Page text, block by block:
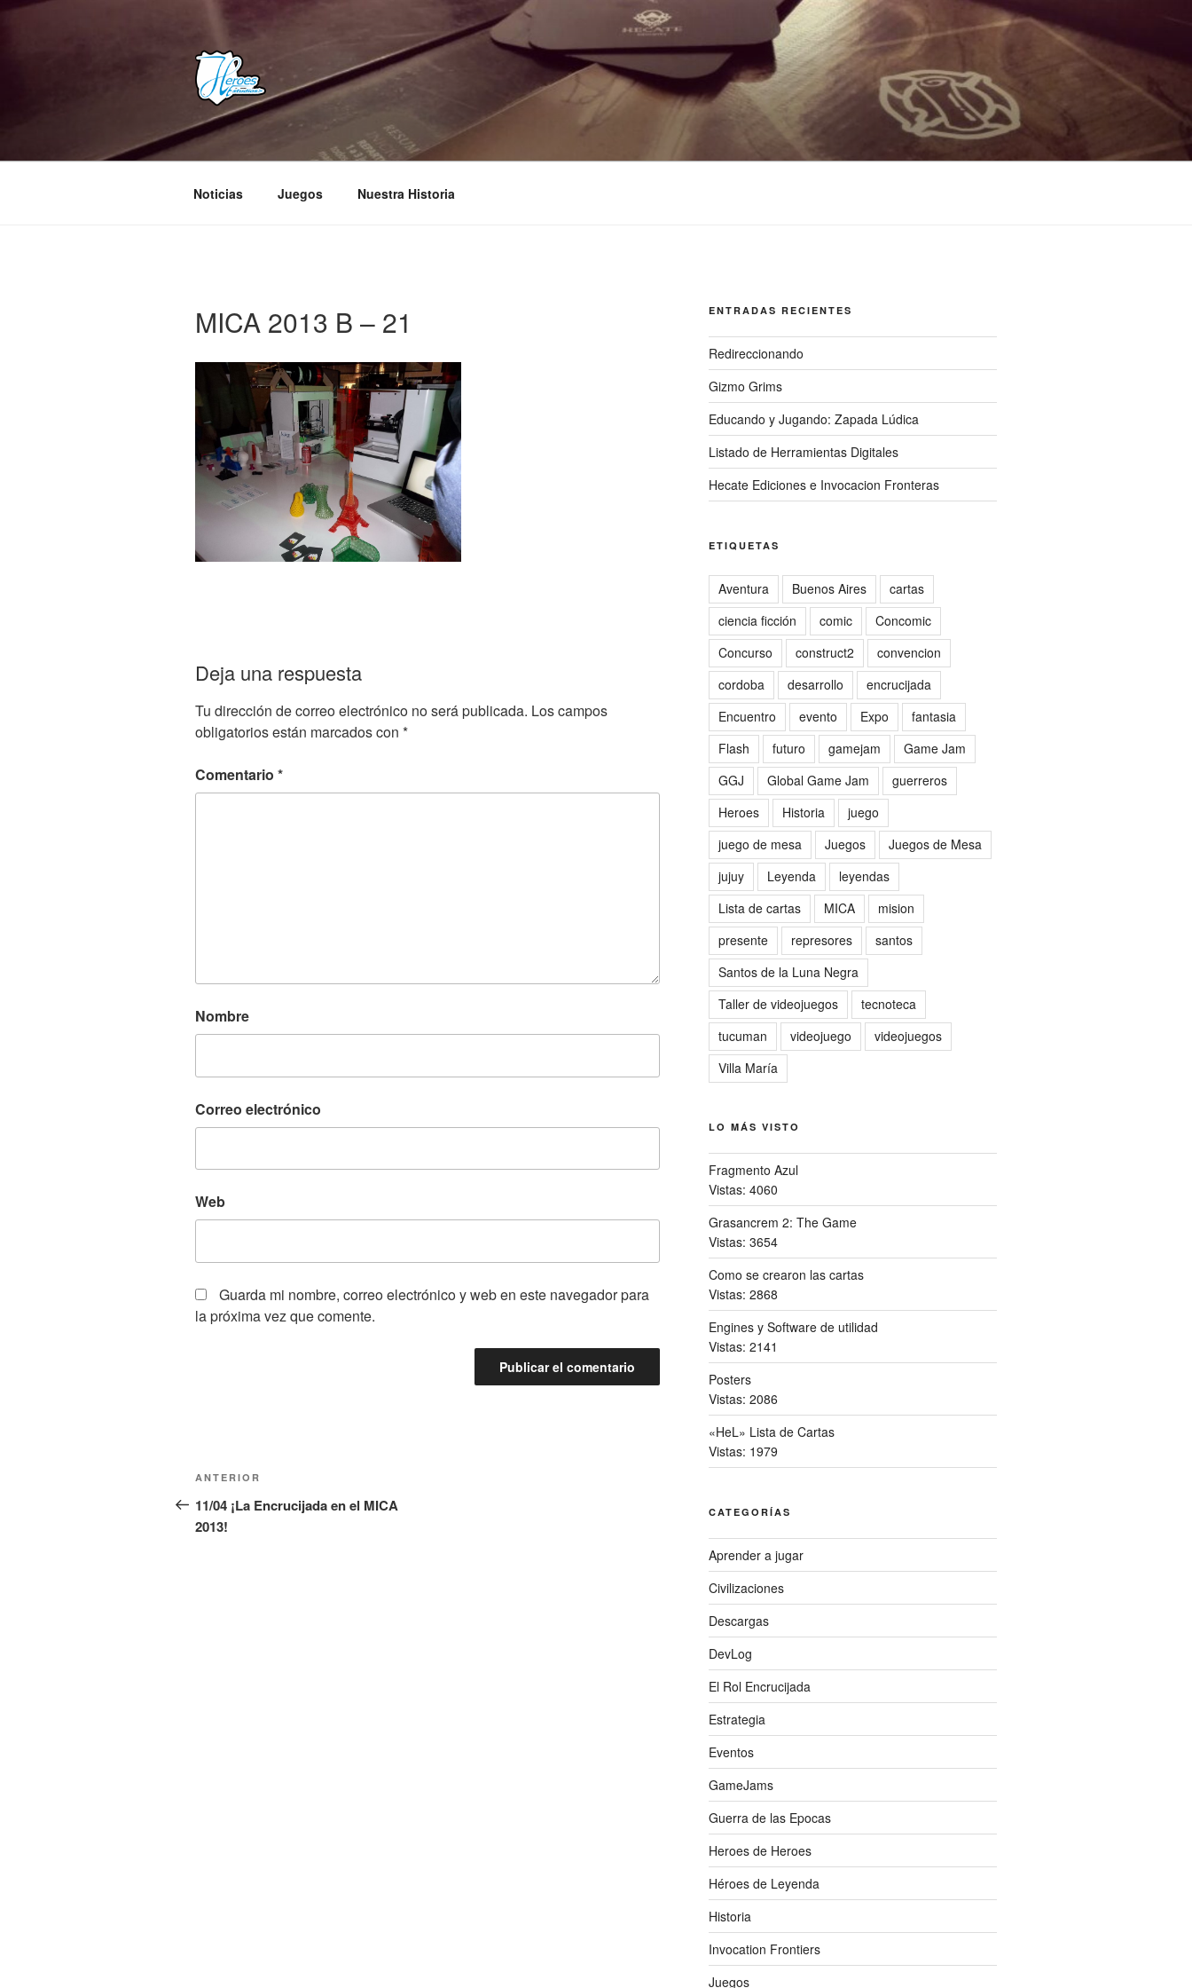
Saltar
HEROES ESTUDIOS
– Comunidad Creativa –
Noticias Juegos Nuestra Historia
MICA 2013 B – 21
Deja una respuesta
Tu dirección de correo electrónico no será publicada. Los campos
obligatorios están marcados con *
Comentario *
Nombre
Correo electrónico
Web
Guarda mi nombre, correo electrónico y web en este navegador para
la próxima vez que comente.
Navegación
de
entradas
Entrada
anterior:
ANTERIOR
11/04 ¡La Encrucijada en el MICA
2013!
ENTRADAS RECIENTES
Redireccionando
Gizmo Grims
Educando y Jugando: Zapada Lúdica
Listado de Herramientas Digitales
Hecate Ediciones e Invocacion Fronteras
ETIQUETAS
Aventura Buenos Aires
cartas
ciencia ficción
comic
Concomic
Concurso
construct2
convencion
cordoba
desarrollo
encrucijada
Encuentro
evento Expo
fantasia
Flash
futuro gamejam
Game Jam
GGJ
Global Game Jam
guerreros
Heroes
Historia
juego
juego de mesa
Juegos
Juegos de Mesa
jujuy
Leyenda
leyendas
Lista de cartas
MICA
mision
presente
represores
santos
Santos de la Luna Negra
Taller de videojuegos
tecnoteca
tucuman
videojuego
videojuegos
Villa María
LO MÁS VISTO
Fragmento Azul
Vistas: 4060
Grasancrem 2: The Game
Vistas: 3654
Como se crearon las cartas
Vistas: 2868
Engines y Software de utilidad
Vistas: 2141
Posters
Vistas: 2086
«HeL» Lista de Cartas
Vistas: 1979
CATEGORÍAS
Aprender a jugar
Civilizaciones
Descargas
DevLog
El Rol Encrucijada
Estrategia
Eventos
GameJams
Guerra de las Epocas
Heroes de Heroes
Héroes de Leyenda
Historia
Invocation Frontiers
Juegos